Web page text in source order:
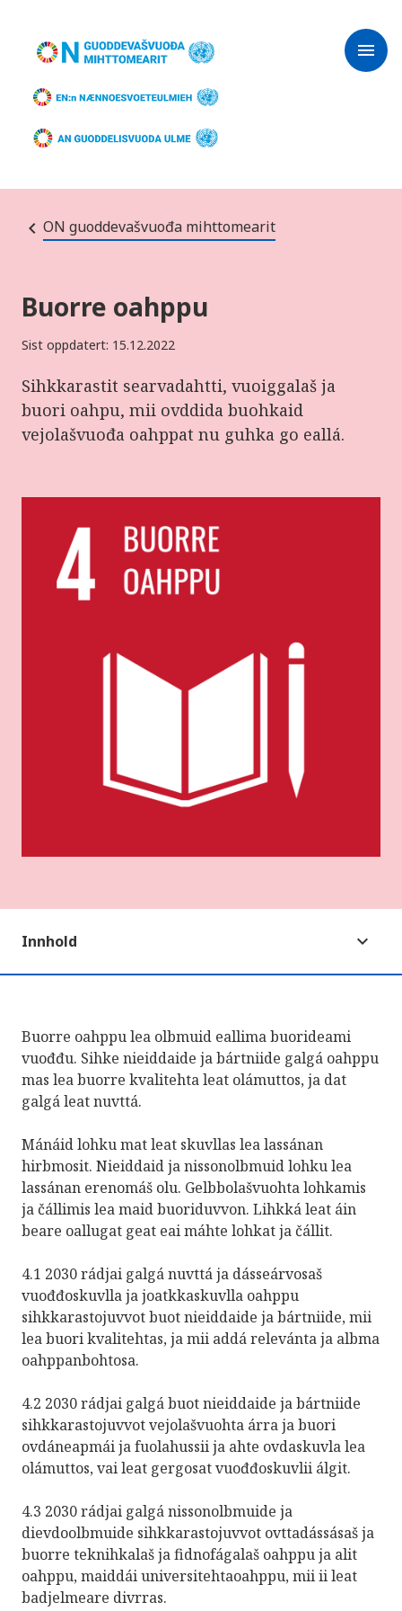
menu
ON guoddevašvuođa mihttomearit
Buorre oahppu
Sist oppdatert: 15.12.2022
Sihkkarastit searvadahtti, vuoiggalaš ja
buori oahpu, mii ovddida buohkaid
vejolašvuođa oahppat nu guhka go eallá.
Innhold
Buorre oahppu lea olbmuid eallima buorideami
vuođđu. Sihke nieiddaide ja bártniide galgá oahppu
mas lea buorre kvalitehta leat olámuttos, ja dat
galgá leat nuvttá.
Mánáid lohku mat leat skuvllas lea lassánan
hirbmosit. Nieiddaid ja nissonolbmuid lohku lea
lassánan erenomáš olu. Gelbbolašvuohta lohkamis
ja čállimis lea maid buoriduvvon. Lihkká leat áin
beare oallugat geat eai máhte lohkat ja čállit.
4.1 2030 rádjai galgá nuvttá ja dásseárvosaš
vuođđoskuvlla ja joatkkaskuvlla oahppu
sihkkarastojuvvot buot nieiddaide ja bártniide, mii
lea buori kvalitehtas, ja mii addá relevánta ja albma
oahppanbohtosa.
4.2 2030 rádjai galgá buot nieiddaide ja bártniide
sihkkarastojuvvot vejolašvuohta árra ja buori
ovdáneapmái ja fuolahussii ja ahte ovdaskuvla lea
olámuttos, vai leat gergosat vuođđoskuvlii álgit.
4.3 2030 rádjai galgá nissonolbmuide ja
dievdoolbmuide sihkkarastojuvvot ovttadássásaš ja
buorre teknihkalaš ja fidnofágalaš oahppu ja alit
oahppu, maiddái universitehtaoahppu, mii ii leat
badjelmeare divrras.